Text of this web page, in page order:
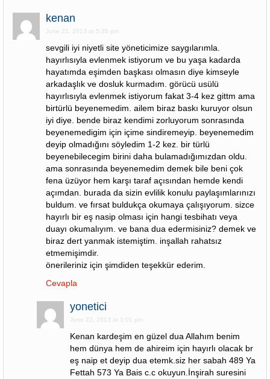
kenan
June 21, 2013 at 5:35 pm
sevgili iyi niyetli site yöneticimize saygılarımla.
hayırlısıyla evlenmek istiyorum ve bu yaşa kadarda
hayatımda eşimden başkası olmasın diye kimseyle
arkadaşlık ve dosluk kurmadım. görücü usülü
hayırlısıyla evlenmek istiyorum fakat 3-4 kez gittm ama
birtürlü beyenemedim. ailem biraz baskı kuruyor olsun
iyi diye. bende biraz kendimi zorluyorum sonrasında
beyenemedigim için içime sindiremeyip. beyenemedim
deyip olmadığını söyledim 1-2 kez. bir türlü
beyenebilecegim birini daha bulamadığımızdan oldu.
ama sonrasında beyenemedim demek bile beni çok
fena üzüyor hem karşı taraf açısından hemde kendi
açımdan. burada da sizin evlilik konulu paylaşımlarınızı
buldum. ve fırsat buldukça okumaya çalışıyorum. sizce
hayırlı bir eş nasip olması için hangi tesbihatı veya
duayı okumalıyım. ve bana dua edermisiniz? demek ve
biraz dert yanmak istemiştim. inşallah rahatsız
etmemişimdir.
önerileriniz için şimdiden teşekkür ederim.
Cevapla
yonetici
June 22, 2013 at 1:01 pm
Kenan kardeşim en güzel dua Allahım benim
hem dünya hem de ahireim için hayırlı olacak br
eş naip et deyip dua etemk.siz her sabah 489 Ya
Fettah 573 Ya Bais c.c okuyun.İnşirah suresini